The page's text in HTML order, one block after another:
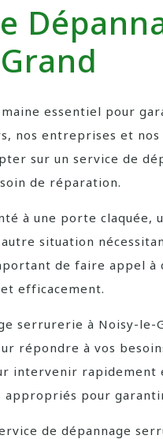
essentiel pour
nos entreprises et
sur un service de
de réparation.
à une porte claquée,
situation
de faire appel à
efficacement.
serrurerie à Noisy-le-
répondre à vos
intervenir
appropriés pour
de dépannage